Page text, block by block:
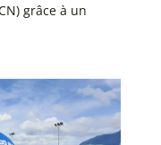
grâce à un